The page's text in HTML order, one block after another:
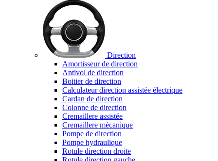
Direction
Amortisseur de direction
Antivol de direction
Boitier de direction
Calculateur direction assistée électrique
Cardan de direction
Colonne de direction
Cremaillere assistée
Cremaillere mécanique
Pompe de direction
Pompe hydraulique
Rotule direction droite